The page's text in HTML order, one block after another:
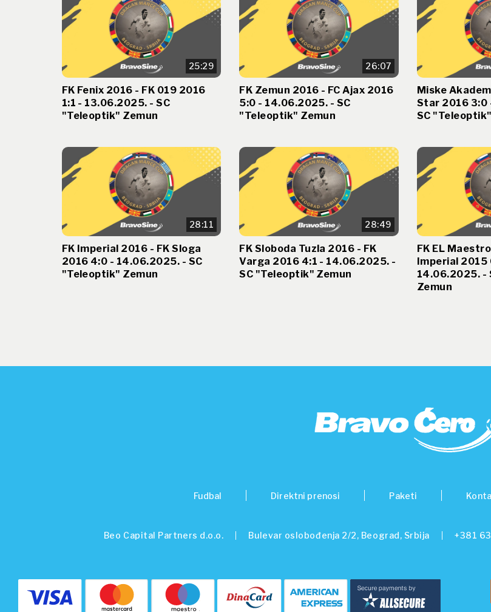
25:29
FK Fenix 2016 - FK 019 2016
1:1 - 13.06.2025. - SC
"Teleoptik" Zemun
26:07
FK Zemun 2016 - FC Ajax 2016
5:0 - 14.06.2025. - SC
"Teleoptik" Zemun
Miske
Star 2016 3:0
SC
28:11
FK Imperial 2016 - FK Sloga
2016 4:0 - 14.06.2025. - SC
"Teleoptik" Zemun
28:49
FK Sloboda Tuzla 2016 - FK
Varga 2016 4:1 - 14.06.2025. -
SC "Teleoptik" Zemun
FK EL
Imperial 2015
14.06.2025. -
Zemun
Fudbal Direktni prenosi Paketi
Beo Capital Partners d.o.o. Bulevar oslobođenja 2/2, Beograd, Srbija +381